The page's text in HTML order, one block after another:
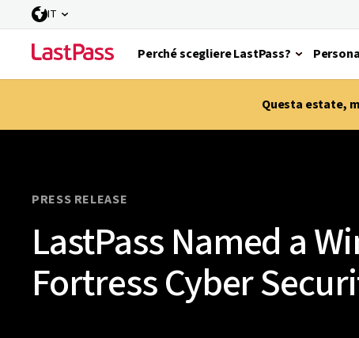
IT
Perché scegliere LastPass?
Questa estate,
PRESS RELEASE
LastPass Named a
Fortress Cyber